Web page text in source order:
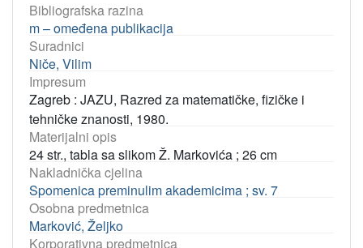
Bibliografska razina
m – omeđena publikacija
Suradnici
Niče, Vilim
Impresum
Zagreb : JAZU, Razred za matematičke, fizičke i
tehničke znanosti, 1980.
Materijalni opis
24 str., tabla sa slikom Ž. Markovića ; 26 cm
Nakladnička cjelina
Spomenica preminulim akademicima ; sv. 7
Osobna predmetnica
Marković, Željko
Korporativna predmetnica